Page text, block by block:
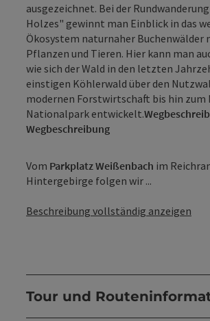
ausgezeichnet. Bei der
Holzes" gewinnt man Einblick in das
Ökosystem naturnaher Buchenwälder
Pflanzen und Tieren. Hier kann man
wie sich der Wald in den letzten
einstigen Köhlerwald über den
modernen Forstwirtschaft bis hin zum
Nationalpark entwickelt.
Wegbeschreibung
Vom Parkplatz Weißenbach im
Hintergebirge folgen wir ...
Beschreibung vollständig anzeigen
Tour und